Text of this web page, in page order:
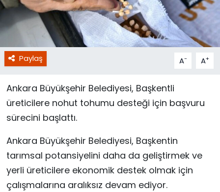
Paylaş A- A+
Ankara Büyükşehir Belediyesi, Başkentli
üreticilere nohut tohumu desteği için başvuru
sürecini başlattı.
Ankara Büyükşehir Belediyesi, Başkentin
tarımsal potansiyelini daha da geliştirmek ve
yerli üreticilere ekonomik destek olmak için
çalışmalarına aralıksız devam ediyor.